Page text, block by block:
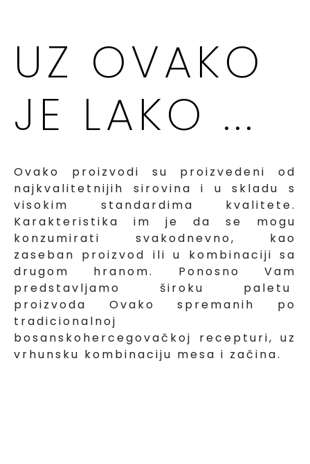
UZ OVAKO
JE LAKO ...
Ovako proizvodi su proizvedeni od
najkvalitetnijih sirovina i u skladu s
visokim standardima kvalitete.
Karakteristika im je da se mogu
konzumirati svakodnevno, kao
zaseban proizvod ili u kombinaciji sa
drugom hranom. Ponosno Vam
predstavljamo široku paletu
proizvoda Ovako spremanih po
tradicionalnoj
bosanskohercegovačkoj recepturi, uz
vrhunsku kombinaciju mesa i začina.